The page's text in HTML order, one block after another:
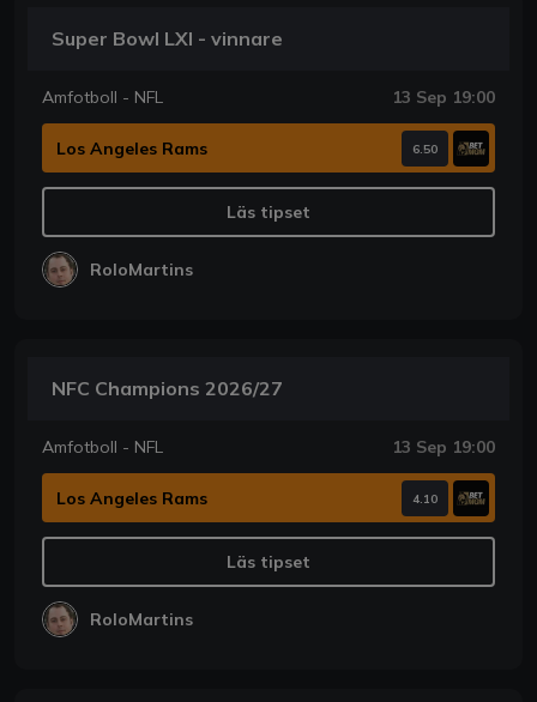
Super Bowl LXI - vinnare
Amfotboll - NFL 13 Sep 19:00
Los Angeles Rams 6.50
Läs tipset
RoloMartins
NFC Champions 2026/27
Amfotboll - NFL 13 Sep 19:00
Los Angeles Rams 4.10
Läs tipset
RoloMartins